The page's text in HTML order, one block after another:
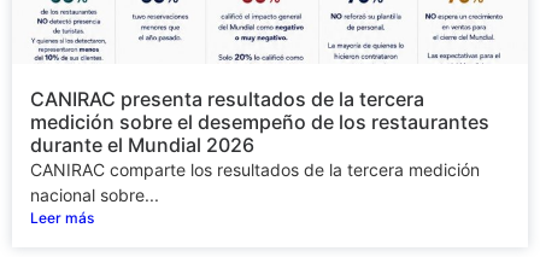
CANIRAC presenta resultados de la tercera
medición sobre el desempeño de los restaurantes
durante el Mundial 2026
CANIRAC comparte los resultados de la tercera medición
nacional sobre...
Leer más